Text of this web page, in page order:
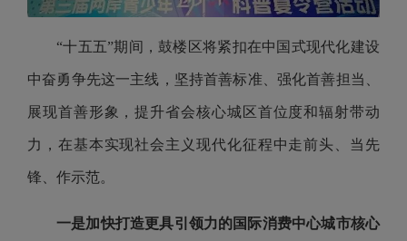
“十五五”期间，鼓楼区将紧扣在中国式现代化建设
中奋勇争先这一主线，坚持首善标准、强化首善担当、
展现首善形象，提升省会核心城区首位度和辐射带动
力，在基本实现社会主义现代化征程中走前头、当先
锋、作示范。
一是加快打造更具引领力的国际消费中心城市核心